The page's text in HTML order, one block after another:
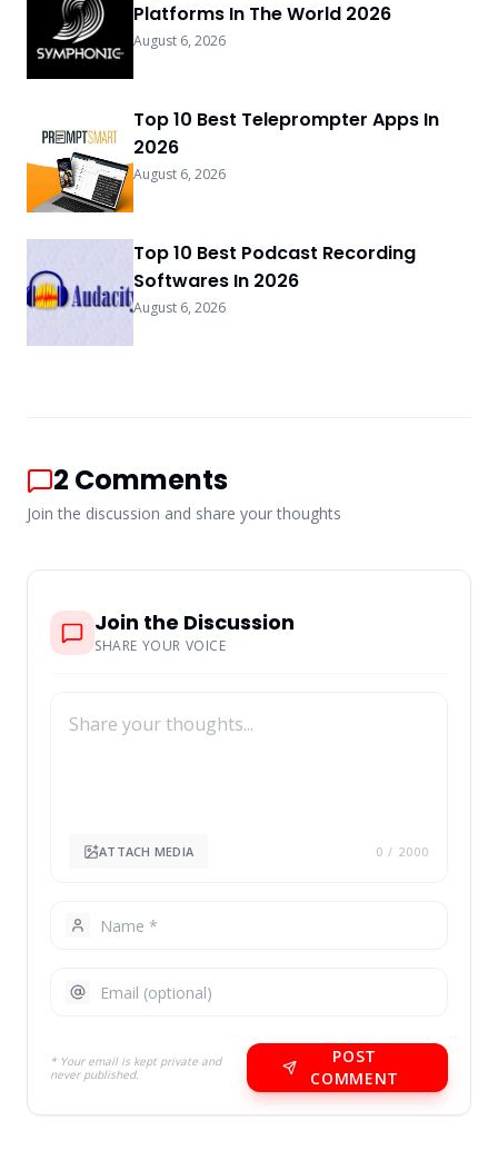
Platforms In The World 2026
August 6, 2026
Top 10 Best Teleprompter Apps In
2026
August 6, 2026
Top 10 Best Podcast Recording
Softwares In 2026
August 6, 2026
2 Comments
Join the discussion and share your thoughts
Join the Discussion
SHARE YOUR VOICE
ATTACH MEDIA 0 / 2000
* Your email is kept private and
never published.
POST
COMMENT